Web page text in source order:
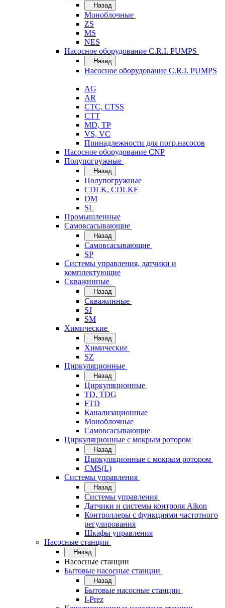
Назад
Моноблочные
ZS
MS
NES
Насосное оборудование C.R.I. PUMPS
Назад
Насосное оборудование C.R.I. PUMPS
AG
AR
CTC, CTSS
CTT
MD, TP
VS, VC
Принадлежности для погр.насосов
Насосное оборудование CNP
Полупогружные
Назад
Полупогружные
CDLK, CDLKF
DM
SL
Промышленные
Самовсасывающие
Назад
Самовсасывающие
SP
Системы управления, датчики и
комплектующие
Скважинные
Назад
Скважинные
SJ
SM
Химические
Назад
Химические
SZ
Циркуляционные
Назад
Циркуляционные
TD, TDG
FTD
Канализационные
Моноблочные
Самовсасывающие
Циркуляционные с мокрым ротором
Назад
Циркуляционные с мокрым ротором
CMS(L)
Системы управления
Назад
Системы управления
Датчики и системы контроля Aikon
Контроллеры с функциями частотного
регулирования
Шкафы управления
Насосные станции
Назад
Насосные станции
Бытовые насосные станции
Назад
Бытовые насосные станции
I-Prez